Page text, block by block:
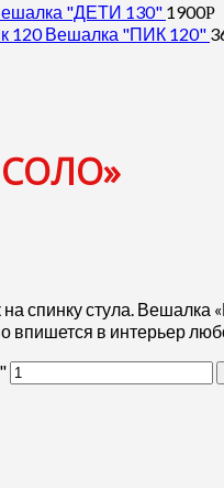
"ДЕТИ 130" 1900Р
Вешалка "ПИК 120"
спинку стула.
впишется в интерьер